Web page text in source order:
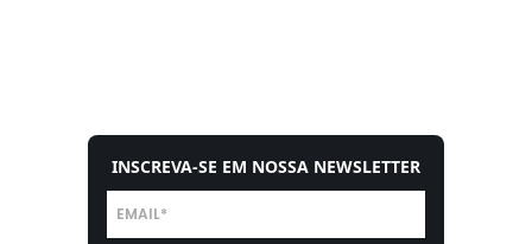
INSCREVA-SE EM NOSSA NEWSLETTER